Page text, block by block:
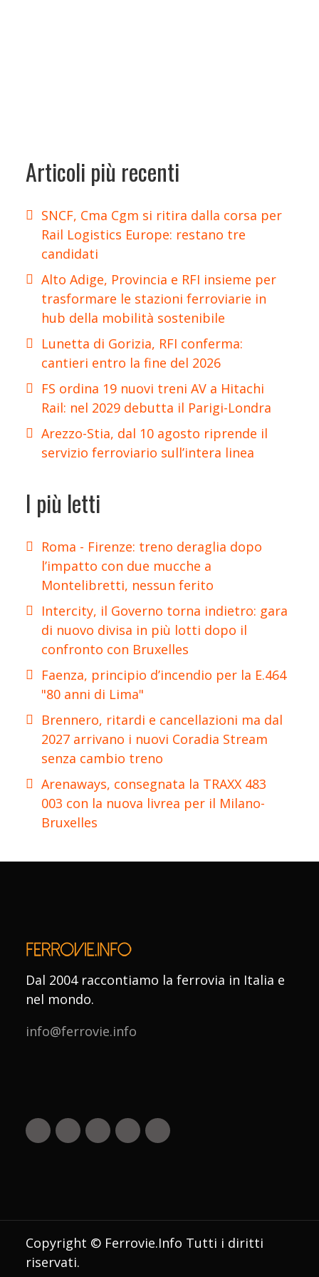
Articoli più recenti
SNCF, Cma Cgm si ritira dalla corsa per
Rail Logistics Europe: restano tre
candidati
Alto Adige, Provincia e RFI insieme per
trasformare le stazioni ferroviarie in
hub della mobilità sostenibile
Lunetta di Gorizia, RFI conferma:
cantieri entro la fine del 2026
FS ordina 19 nuovi treni AV a Hitachi
Rail: nel 2029 debutta il Parigi-Londra
Arezzo-Stia, dal 10 agosto riprende il
servizio ferroviario sull’intera linea
I più letti
Roma - Firenze: treno deraglia dopo
l’impatto con due mucche a
Montelibretti, nessun ferito
Intercity, il Governo torna indietro: gara
di nuovo divisa in più lotti dopo il
confronto con Bruxelles
Faenza, principio d’incendio per la E.464
"80 anni di Lima"
Brennero, ritardi e cancellazioni ma dal
2027 arrivano i nuovi Coradia Stream
senza cambio treno
Arenaways, consegnata la TRAXX 483
003 con la nuova livrea per il Milano-
Bruxelles
Dal 2004 raccontiamo la ferrovia in Italia e
nel mondo.
info@ferrovie.info
Copyright © Ferrovie.Info Tutti i diritti
riservati.